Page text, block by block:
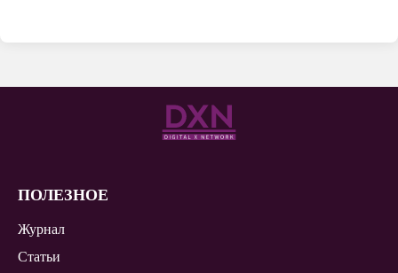
ПОЛЕЗНОЕ
Журнал
Статьи